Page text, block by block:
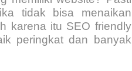
tidak bisa menaikan
karena itu SEO friendly
peringkat dan banyak